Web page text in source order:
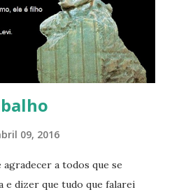
da Harmonia, que faz vibrar
e Alegria. Quem quer que
da Divina Harmonia. Há uma
09, 2016
a todos que se
dizer que tudo que falarei